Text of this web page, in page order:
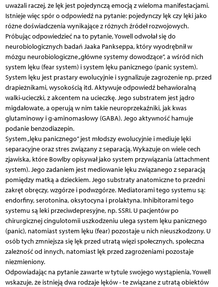
uważali raczej, że lęk jest pojedynczą emocją z wieloma manifestacjami.
Istnieje więc spór o odpowiedź na pytanie: pojedynczy lęk czy lęki jako
różne doświadczenia wynikające z różnych źródeł rozwojowych.
Próbując odpowiedzieć na to pytanie, Yowell odwołał się do
neurobiologicznych badań Jaaka Pankseppa, który wyodrębnił w
mózgu neurobiologiczne „główne systemy dowodzące”, a wśród nich
system lęku (fear system) i system lęku panicznego (panic system).
System lęku jest prastary ewolucyjnie i sygnalizuje zagrożenie np. przed
drapieżnikami, wysokością itd. Aktywuje odpowiedź behawioralną
walki-ucieczki, z akcentem na ucieczkę. Jego substratem jest jądro
migdałowate, a operują w nim takie neuroprzekaźniki, jak kwas
glutaminowy i g-aminomasłowy (GABA). Jego aktywność hamuje
podanie benzodiazepin.
System „lęku panicznego” jest młodszy ewolucyjnie i mediuje lęki
separacyjne oraz stres związany z separacją. Wykazuje on wiele cech
zjawiska, które Bowlby opisywał jako system przywiązania (attachment
system). Jego zadaniem jest mediowanie lęku związanego z separacją
pomiędzy matką a dzieckiem. Jego substraty anatomiczne to przedni
zakręt obręczy, wzgórze i podwzgórze. Mediatorami tego systemu są:
endorfiny, serotonina, oksytocyna i prolaktyna. Inhibitorami tego
systemu są leki przeciwdepresyjne, np. SSRI. U pacjentów po
chirurgicznej cingulotomii uszkodzeniu ulega system lęku panicznego
(panic), natomiast system lęku (fear) pozostaje u nich nieuszkodzony. U
osób tych zmniejsza się lęk przed utratą więzi społecznych, społeczna
zależność od innych, natomiast lęk przed zagrożeniami pozostaje
niezmieniony.
Odpowiadając na pytanie zawarte w tytule swojego wystąpienia, Yowell
wskazuje, że istnieją dwa rodzaje lęków - te związane z utratą obiektów